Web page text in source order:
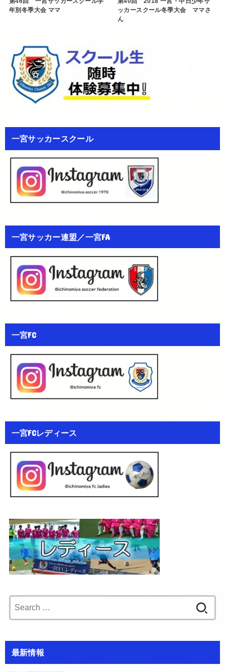
年別冬季大会 ママ
ッカースクール冬季大会 ママさ
ん
一宮サッカースクール
一宮サッカー連盟／一宮FA
一宮FC
一宮FCレディース
for:
最新情報